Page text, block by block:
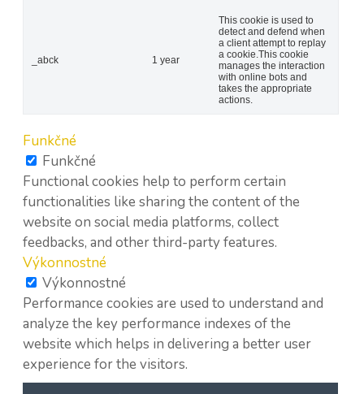
_abck 1 year
This cookie is used to
detect and defend when
a client attempt to replay
a cookie.This cookie
manages the interaction
with online bots and
takes the appropriate
actions.
Funkčné
Funkčné
Functional cookies help to perform certain
functionalities like sharing the content of the
website on social media platforms, collect
feedbacks, and other third-party features.
Výkonnostné
Výkonnostné
Performance cookies are used to understand and
analyze the key performance indexes of the
website which helps in delivering a better user
experience for the visitors.